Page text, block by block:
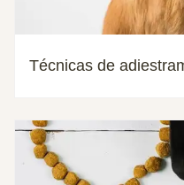
Técnicas de